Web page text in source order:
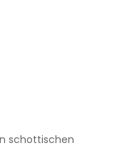
schottischen